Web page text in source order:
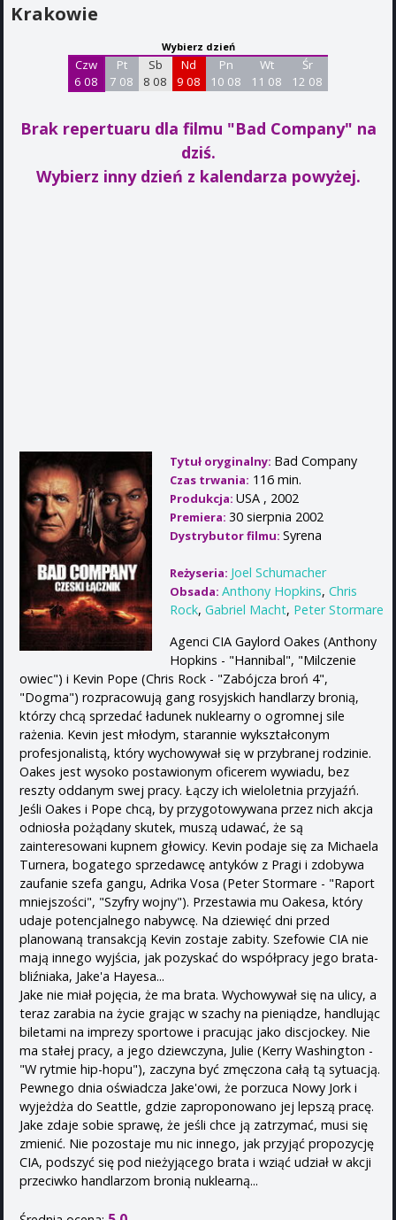
Krakowie
Wybierz dzień
Czw
6 08
Pt
7 08
Sb
8 08
Nd
9 08
Pn
10 08
Wt
11 08
Śr
12 08
Brak repertuaru dla filmu "Bad Company" na
dziś.
Wybierz inny dzień z kalendarza powyżej.
Tytuł oryginalny: Bad Company
Czas trwania: 116 min.
Produkcja: USA , 2002
Premiera: 30 sierpnia 2002
Dystrybutor filmu: Syrena
Reżyseria: Joel Schumacher
Obsada: Anthony Hopkins, Chris
Rock, Gabriel Macht, Peter Stormare
Agenci CIA Gaylord Oakes (Anthony
Hopkins - "Hannibal", "Milczenie
owiec") i Kevin Pope (Chris Rock - "Zabójcza broń 4",
"Dogma") rozpracowują gang rosyjskich handlarzy bronią,
którzy chcą sprzedać ładunek nuklearny o ogromnej sile
rażenia. Kevin jest młodym, starannie wykształconym
profesjonalistą, który wychowywał się w przybranej rodzinie.
Oakes jest wysoko postawionym oficerem wywiadu, bez
reszty oddanym swej pracy. Łączy ich wieloletnia przyjaźń.
Jeśli Oakes i Pope chcą, by przygotowywana przez nich akcja
odniosła pożądany skutek, muszą udawać, że są
zainteresowani kupnem głowicy. Kevin podaje się za Michaela
Turnera, bogatego sprzedawcę antyków z Pragi i zdobywa
zaufanie szefa gangu, Adrika Vosa (Peter Stormare - "Raport
mniejszości", "Szyfry wojny"). Przestawia mu Oakesa, który
udaje potencjalnego nabywcę. Na dziewięć dni przed
planowaną transakcją Kevin zostaje zabity. Szefowie CIA nie
mają innego wyjścia, jak pozyskać do współpracy jego brata-
bliźniaka, Jake'a Hayesa...
Jake nie miał pojęcia, że ma brata. Wychowywał się na ulicy, a
teraz zarabia na życie grając w szachy na pieniądze, handlując
biletami na imprezy sportowe i pracując jako discjockey. Nie
ma stałej pracy, a jego dziewczyna, Julie (Kerry Washington -
"W rytmie hip-hopu"), zaczyna być zmęczona całą tą sytuacją.
Pewnego dnia oświadcza Jake'owi, że porzuca Nowy Jork i
wyjeżdża do Seattle, gdzie zaproponowano jej lepszą pracę.
Jake zdaje sobie sprawę, że jeśli chce ją zatrzymać, musi się
zmienić. Nie pozostaje mu nic innego, jak przyjąć propozycję
CIA, podszyć się pod nieżyjącego brata i wziąć udział w akcji
przeciwko handlarzom bronią nuklearną...